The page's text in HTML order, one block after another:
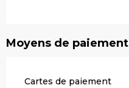
Moyens de paiement
Cartes de paiement